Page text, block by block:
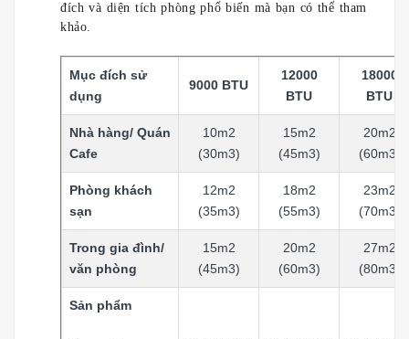
đích và diện tích phòng phổ biến mà bạn có thể tham
khảo.
Mục đích sử
dụng
9000 BTU
12000
BTU
18000
BTU
Nhà hàng/ Quán
Cafe
10m2
(30m3)
15m2
(45m3)
20m2
(60m3)
Phòng khách
sạn
12m2
(35m3)
18m2
(55m3)
23m2
(70m3)
Trong gia đình/
văn phòng
15m2
(45m3)
20m2
(60m3)
27m2
(80m3)
Sản phẩm